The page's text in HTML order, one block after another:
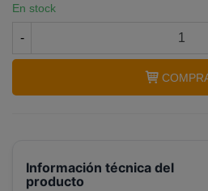
En stock
-
Información técnica del
producto
○
5/8" - 3 metros + accesorios